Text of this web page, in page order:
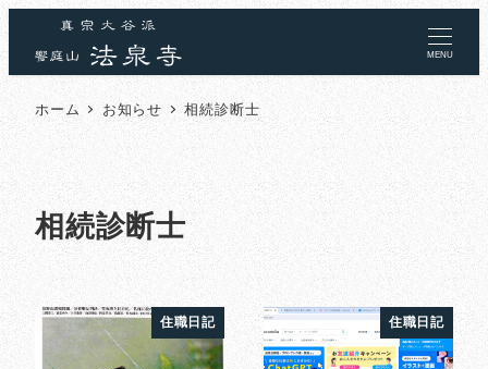
MENU
ホーム お知らせ 相続診断士
相続診断士
住職日記 住職日記